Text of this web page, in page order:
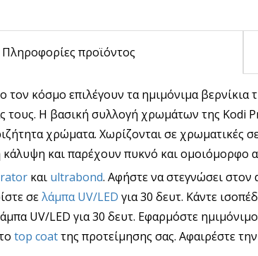
Πληροφορίες προϊόντος
τον κόσμο επιλέγουν τα ημιμόνιμα
τους. Η βασική συλλογή χρωμάτων της Kodi
χρώματα. Χωρίζονται σε χρωματικές
κάλυψη και παρέχουν πυκνό και ομοιόμορφο
και ultrabond. Αφήστε να στεγνώσει
σελάμπα UV/LED για 30 δευτ. Κάντε
UV/LED για 30 δευτ. Εφαρμόστε
top coatτης προτείμησης σας. Αφαιρέστε